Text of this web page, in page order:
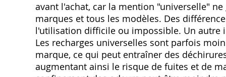
avant l'achat, car la mention "universelle"
marques et tous les modèles. Des
l'utilisation difficile ou impossible. Un autre
Les recharges universelles sont parfois
marque, ce qui peut entraîner des
augmentant ainsi le risque de fuites et de